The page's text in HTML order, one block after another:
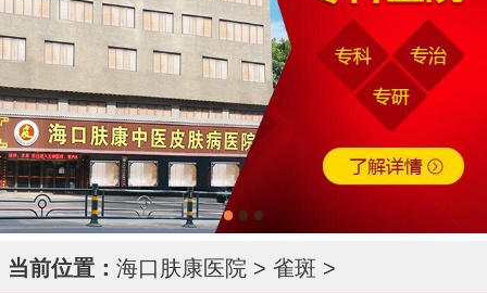
当前位置： 海口肤康医院 > 雀斑 >